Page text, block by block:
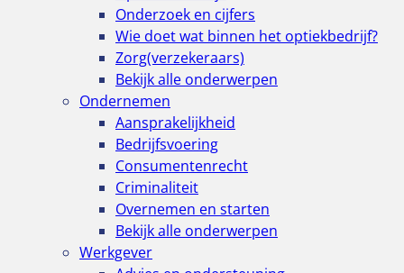
Onderzoek en cijfers
Wie doet wat binnen het optiekbedrijf?
Zorg(verzekeraars)
Bekijk alle onderwerpen
Ondernemen
Aansprakelijkheid
Bedrijfsvoering
Consumentenrecht
Criminaliteit
Overnemen en starten
Bekijk alle onderwerpen
Werkgever